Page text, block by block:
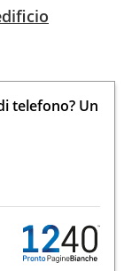
telefono? Un